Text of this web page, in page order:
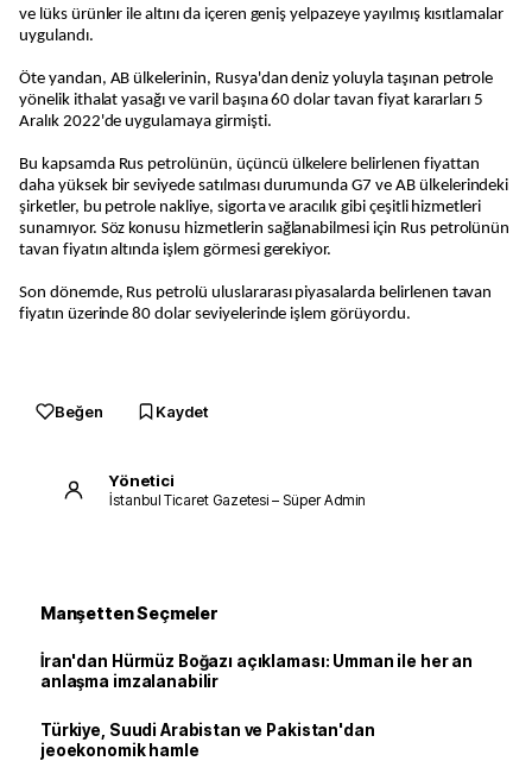
ve lüks ürünler ile altını da içeren geniş yelpazeye yayılmış kısıtlamalar
uygulandı.
Öte yandan, AB ülkelerinin, Rusya'dan deniz yoluyla taşınan petrole
yönelik ithalat yasağı ve varil başına 60 dolar tavan fiyat kararları 5
Aralık 2022'de uygulamaya girmişti.
Bu kapsamda Rus petrolünün, üçüncü ülkelere belirlenen fiyattan
daha yüksek bir seviyede satılması durumunda G7 ve AB ülkelerindeki
şirketler, bu petrole nakliye, sigorta ve aracılık gibi çeşitli hizmetleri
sunamıyor. Söz konusu hizmetlerin sağlanabilmesi için Rus petrolünün
tavan fiyatın altında işlem görmesi gerekiyor.
Son dönemde, Rus petrolü uluslararası piyasalarda belirlenen tavan
fiyatın üzerinde 80 dolar seviyelerinde işlem görüyordu.
Beğen Kaydet
Yönetici
İstanbul Ticaret Gazetesi – Süper Admin
Manşetten Seçmeler
İran'dan Hürmüz Boğazı açıklaması: Umman ile her an
anlaşma imzalanabilir
Türkiye, Suudi Arabistan ve Pakistan'dan
jeoekonomik hamle